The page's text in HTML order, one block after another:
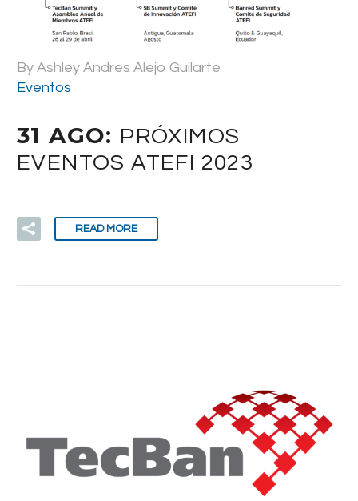
By Ashley Andres Alejo Guilarte
Eventos
31 AGO: PRÓXIMOS
EVENTOS ATEFI 2023
READ MORE